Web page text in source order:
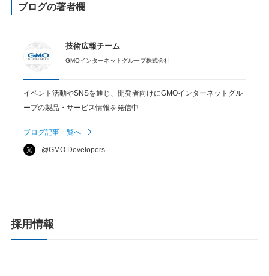
ブログの著者欄
技術広報チーム
GMOインターネットグループ株式会社
イベント活動やSNSを通じ、開発者向けにGMOインターネットグル
ープの製品・サービス情報を発信中
ブログ記事一覧へ
@GMO Developers
採用情報